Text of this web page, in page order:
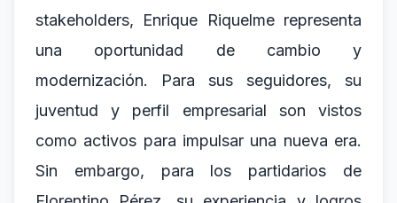
stakeholders, Enrique Riquelme representa
una oportunidad de cambio y
modernización. Para sus seguidores, su
juventud y perfil empresarial son vistos
como activos para impulsar una nueva era.
Sin embargo, para los partidarios de